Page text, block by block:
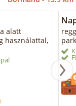
alatt
használattal,